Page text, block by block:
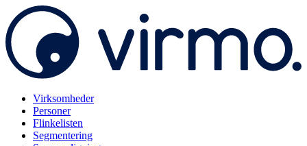
Virksomheder
Personer
Flinkelisten
Segmentering